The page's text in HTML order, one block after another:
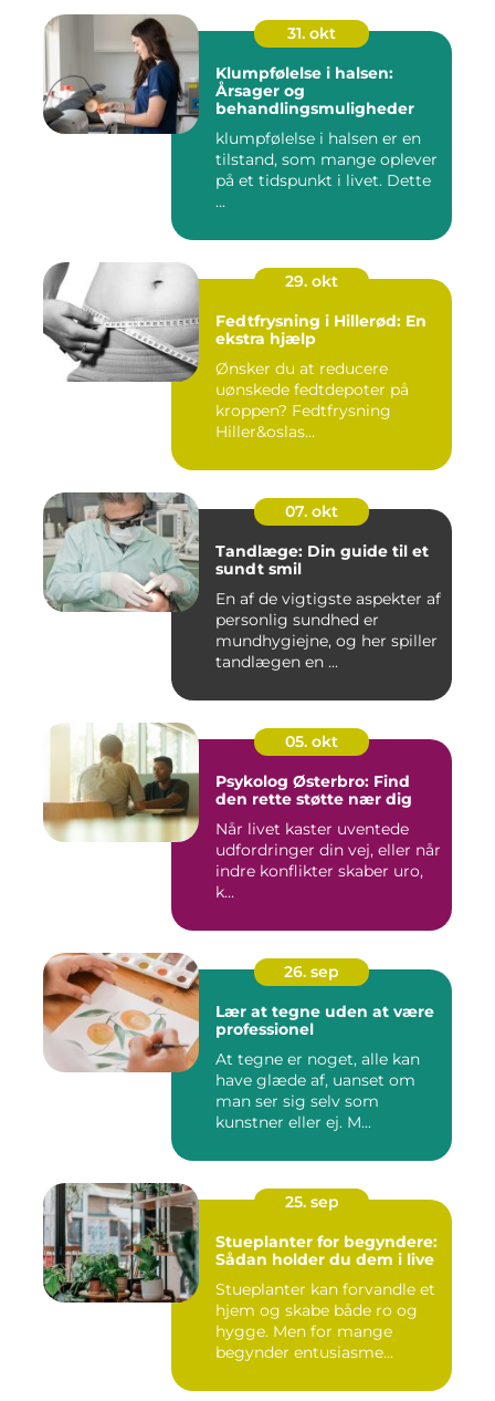
31. okt
Klumpfølelse i halsen:
Årsager og
behandlingsmuligheder
klumpfølelse i halsen er en
tilstand, som mange oplever
på et tidspunkt i livet. Dette
...
29. okt
Fedtfrysning i Hillerød: En
ekstra hjælp
Ønsker du at reducere
uønskede fedtdepoter på
kroppen? Fedtfrysning
Hiller&oslas...
07. okt
Tandlæge: Din guide til et
sundt smil
En af de vigtigste aspekter af
personlig sundhed er
mundhygiejne, og her spiller
tandlægen en ...
05. okt
Psykolog Østerbro: Find
den rette støtte nær dig
Når livet kaster uventede
udfordringer din vej, eller når
indre konflikter skaber uro,
k...
26. sep
Lær at tegne uden at være
professionel
At tegne er noget, alle kan
have glæde af, uanset om
man ser sig selv som
kunstner eller ej. M...
25. sep
Stueplanter for begyndere:
Sådan holder du dem i live
Stueplanter kan forvandle et
hjem og skabe både ro og
hygge. Men for mange
begynder entusiasme...